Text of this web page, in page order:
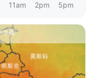
11am 2pm 5pm